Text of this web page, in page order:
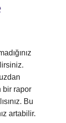
bir rapor
Bu
artabilir.